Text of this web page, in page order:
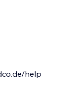
help